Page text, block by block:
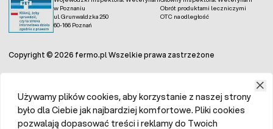
w Poznaniu
ul. Grunwaldzka 250
60-166 Poznań
Obrót produktami leczniczymi
OTC na odległość
Copyright © 2026 fermo.pl Wszelkie prawa zastrzeżone
Używamy plików cookies, aby korzystanie z naszej strony
było dla Ciebie jak najbardziej komfortowe. Pliki cookies
pozwalają dopasować treści i reklamy do Twoich